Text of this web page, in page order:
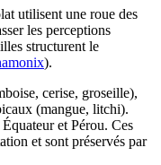
utilisent une roue des
les perceptions
structurent le
).
cerise, groseille),
(mangue, litchi).
et Pérou. Ces
et sont préservés par